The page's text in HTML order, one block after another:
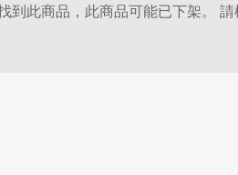
到此商品，此商品可能已下架。